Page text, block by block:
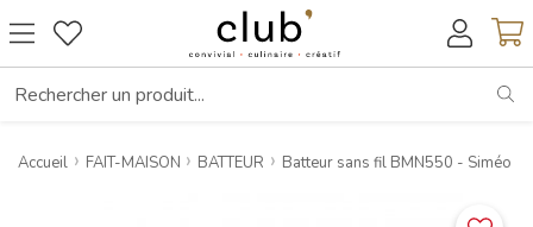
Accueil FAIT-MAISON BATTEUR Batteur sans fil BMN550 - Siméo